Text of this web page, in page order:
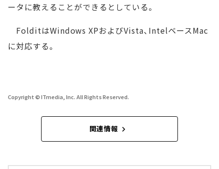
ータに教えることができるとしている。
FolditはWindows XPおよびVista、IntelベースMac
に対応する。
Copyright © ITmedia, Inc. All Rights Reserved.
関連情報